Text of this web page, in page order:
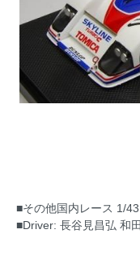
■その他国内レース 1/
■Driver: 長谷見昌弘 和